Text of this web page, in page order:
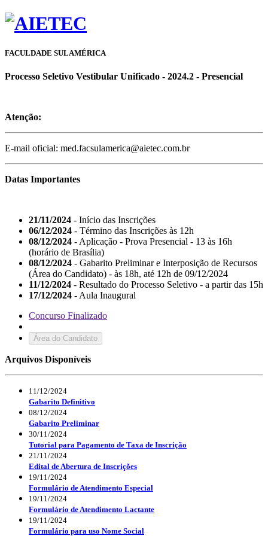
FACULDADE SULAMÉRICA
Processo Seletivo Vestibular Unificado - 2024.2 - Presencial
Atenção:
E-mail oficial: med.facsulamerica@aietec.com.br
Datas Importantes
21/11/2024 - Início das Inscrições
06/12/2024 - Término das Inscrições às 12h
08/12/2024 - Aplicação - Prova Presencial - 13 às 16h
(horário de Brasília)
08/12/2024 - Gabarito Preliminar e Interposição de Recursos
(Área do Candidato) - às 18h, até 12h de 09/12/2024
11/12/2024 - Resultado do Processo Seletivo - a partir das 15h
17/12/2024 - Aula Inaugural
Concurso Finalizado
Área do Candidato
Arquivos Disponíveis
11/12/2024
Gabarito Definitivo
08/12/2024
Gabarito Preliminar
30/11/2024
Tutorial para Pagamento de Taxa de Inscrição
21/11/2024
Edital de Abertura de Inscrições
19/11/2024
Formulário de Atendimento Especial
19/11/2024
Formulário de Atendimento Lactante
19/11/2024
Formulário para uso Nome Social